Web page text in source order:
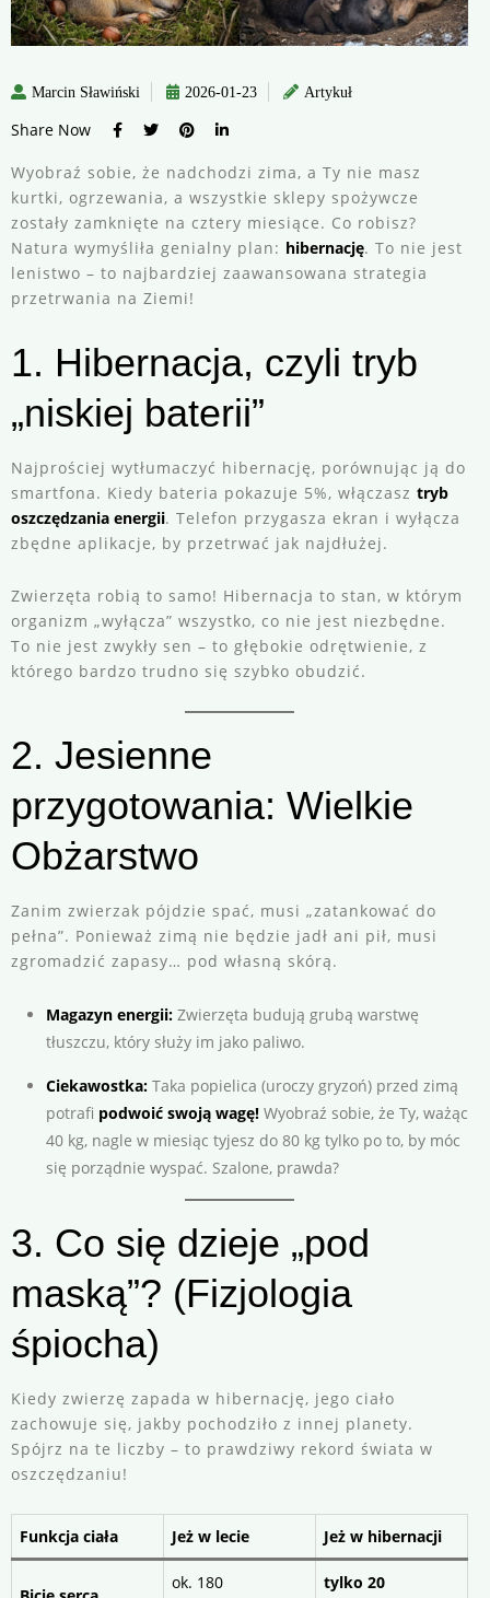
Marcin Sławiński 2026-01-23 Artykuł
Share Now
Wyobraź sobie, że nadchodzi zima, a Ty nie masz
kurtki, ogrzewania, a wszystkie sklepy spożywcze
zostały zamknięte na cztery miesiące. Co robisz?
Natura wymyśliła genialny plan: hibernację. To nie jest
lenistwo – to najbardziej zaawansowana strategia
przetrwania na Ziemi!
1. Hibernacja, czyli tryb
„niskiej baterii”
Najprościej wytłumaczyć hibernację, porównując ją do
smartfona. Kiedy bateria pokazuje 5%, włączasz tryb
oszczędzania energii. Telefon przygasza ekran i wyłącza
zbędne aplikacje, by przetrwać jak najdłużej.
Zwierzęta robią to samo! Hibernacja to stan, w którym
organizm „wyłącza” wszystko, co nie jest niezbędne.
To nie jest zwykły sen – to głębokie odrętwienie, z
którego bardzo trudno się szybko obudzić.
2. Jesienne
przygotowania: Wielkie
Obżarstwo
Zanim zwierzak pójdzie spać, musi „zatankować do
pełna”. Ponieważ zimą nie będzie jadł ani pił, musi
zgromadzić zapasy… pod własną skórą.
Magazyn energii: Zwierzęta budują grubą warstwę
tłuszczu, który służy im jako paliwo.
Ciekawostka: Taka popielica (uroczy gryzoń) przed zimą
potrafi podwoić swoją wagę! Wyobraź sobie, że Ty, ważąc
40 kg, nagle w miesiąc tyjesz do 80 kg tylko po to, by móc
się porządnie wyspać. Szalone, prawda?
3. Co się dzieje „pod
maską”? (Fizjologia
śpiocha)
Kiedy zwierzę zapada w hibernację, jego ciało
zachowuje się, jakby pochodziło z innej planety.
Spójrz na te liczby – to prawdziwy rekord świata w
oszczędzaniu!
Funkcja ciała Jeż w lecie Jeż w hibernacji
ok. 180 tylko 20